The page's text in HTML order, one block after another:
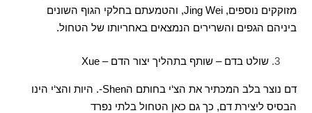
מזוקקים נוספים, Jing Wei,
והטמעתם בחלקי הגוף השונים
ביניהם הגפים והשרירים הנמצאים באחריותו של הטחול.
שולט בדם–שותף בתהליך יצור הדם –Xue
דם נוצר בלב המכתיר את הצ‘י בחותם הShen-. היות והצ‘י הינו
הבסיס ליצירת דם, כך גם כאן הטחול בלתי נפרד